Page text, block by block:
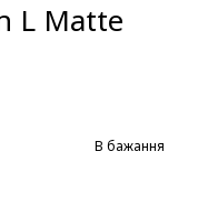
L Matte
В бажання